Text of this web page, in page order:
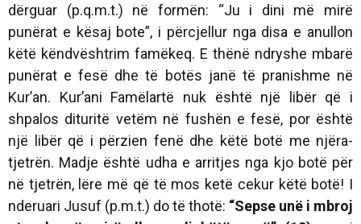
dërguar (p.q.m.t.) në formën: “Ju i dini më mirë
punërat e kësaj bote”, i përcjellur nga disa e anullon
këtë këndvështrim famëkeq. E thënë ndryshe mbarë
punërat e fesë dhe të botës janë të pranishme në
Kur’an. Kur’ani Famëlartë nuk është një libër që i
shpalos dituritë vetëm në fushën e fesë, por është
një libër që i përzien fenë dhe këtë botë me njëra-
tjetrën. Madje është udha e arritjes nga kjo botë për
në tjetrën, lëre më që të mos ketë cekur këtë botë! I
nderuari Jusuf (p.m.t.) do të thotë: “Sepse unë i mbroj